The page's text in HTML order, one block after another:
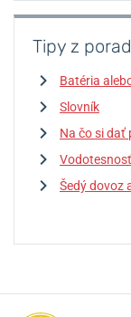
Tipy z
Batéria
Slovník
Na čo si dať
Šedý dovoz